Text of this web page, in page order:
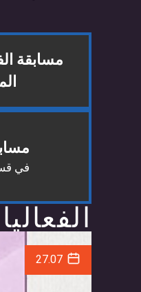
مسابقة
في
27.07